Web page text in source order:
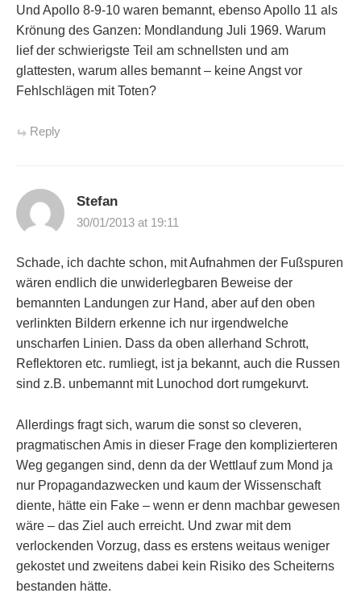
Und Apollo 8-9-10 waren bemannt, ebenso Apollo 11 als
Krönung des Ganzen: Mondlandung Juli 1969. Warum
lief der schwierigste Teil am schnellsten und am
glattesten, warum alles bemannt – keine Angst vor
Fehlschlägen mit Toten?
Reply
Stefan
30/01/2013 at 19:11
Schade, ich dachte schon, mit Aufnahmen der Fußspuren
wären endlich die unwiderlegbaren Beweise der
bemannten Landungen zur Hand, aber auf den oben
verlinkten Bildern erkenne ich nur irgendwelche
unscharfen Linien. Dass da oben allerhand Schrott,
Reflektoren etc. rumliegt, ist ja bekannt, auch die Russen
sind z.B. unbemannt mit Lunochod dort rumgekurvt.
Allerdings fragt sich, warum die sonst so cleveren,
pragmatischen Amis in dieser Frage den komplizierteren
Weg gegangen sind, denn da der Wettlauf zum Mond ja
nur Propagandazwecken und kaum der Wissenschaft
diente, hätte ein Fake – wenn er denn machbar gewesen
wäre – das Ziel auch erreicht. Und zwar mit dem
verlockenden Vorzug, dass es erstens weitaus weniger
gekostet und zweitens dabei kein Risiko des Scheiterns
bestanden hätte.